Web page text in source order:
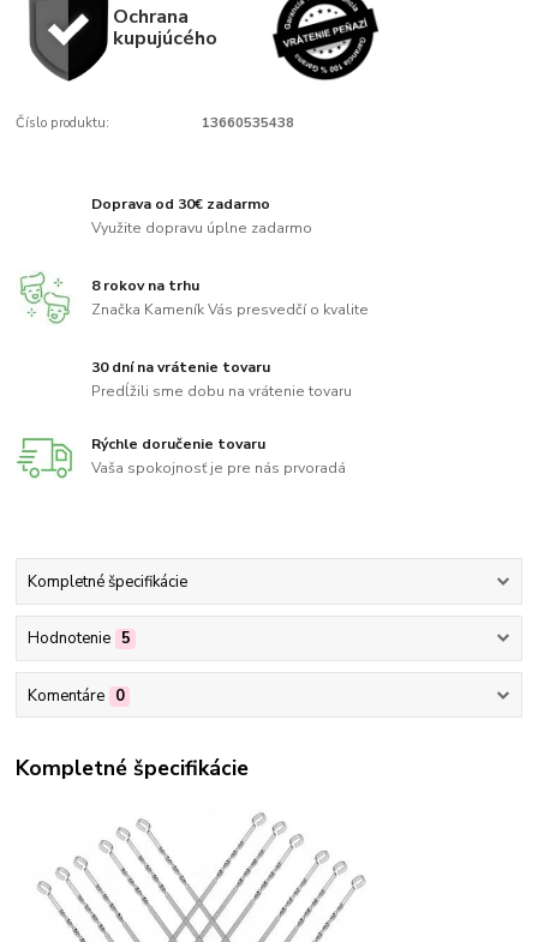
Ochrana
kupujúcého
Číslo produktu: 13660535438
Doprava od 30€ zadarmo
Využite dopravu úplne zadarmo
8 rokov na trhu
Značka Kameník Vás presvedčí o kvalite
30 dní na vrátenie tovaru
Predĺžili sme dobu na vrátenie tovaru
Rýchle doručenie tovaru
Vaša spokojnosť je pre nás prvoradá
Kompletné špecifikácie
Hodnotenie 5
Komentáre 0
Kompletné špecifikácie